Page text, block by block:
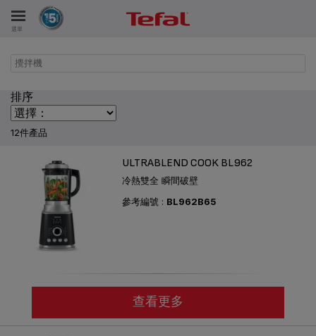
選單
攪拌機
排序
12件產品
ULTRABLEND COOK BL962
冷熱雙全 瞬間破壁
參考編號 : BL962B65
查看更多